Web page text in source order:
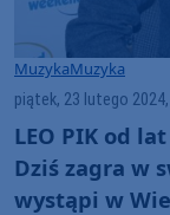
MuzykaMuzyka
piątek, 23 lutego
LEO PIK od
Dziś zagra w
wystąpi w